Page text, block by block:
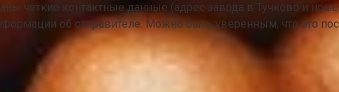
чёткие контактные данные (адрес завода в Тучково и
об отправителе. Можно быть уверенным, что это